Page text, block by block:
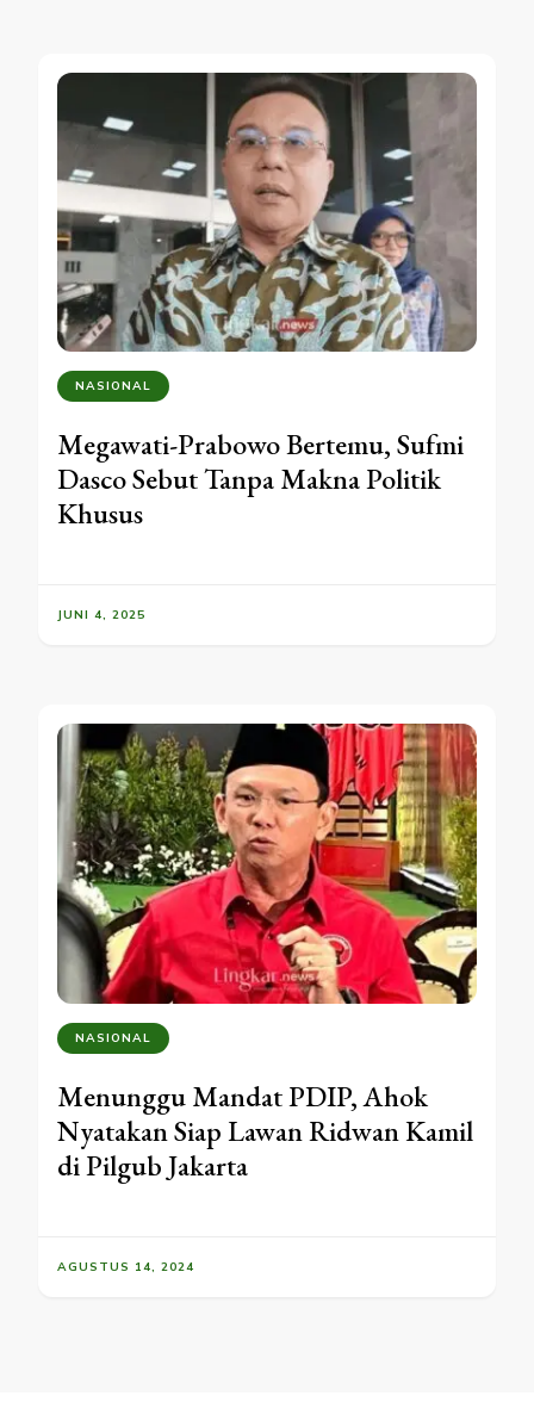
NASIONAL
Megawati-Prabowo Bertemu, Sufmi
Dasco Sebut Tanpa Makna Politik
Khusus
JUNI 4, 2025
NASIONAL
Menunggu Mandat PDIP, Ahok
Nyatakan Siap Lawan Ridwan Kamil
di Pilgub Jakarta
AGUSTUS 14, 2024